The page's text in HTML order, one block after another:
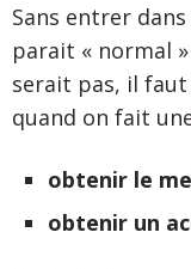
Sans entrer
parait « normal
serait pas, il faut
quand on fait
obtenir le
obtenir un